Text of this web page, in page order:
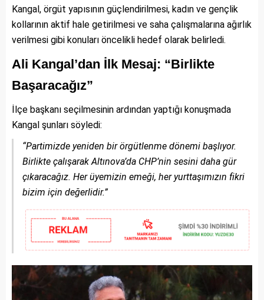
Kangal, örgüt yapısının güçlendirilmesi, kadın ve gençlik
kollarının aktif hale getirilmesi ve saha çalışmalarına ağırlık
verilmesi gibi konuları öncelikli hedef olarak belirledi.
Ali Kangal’dan İlk Mesaj: “Birlikte
Başaracağız”
İlçe başkanı seçilmesinin ardından yaptığı konuşmada
Kangal şunları söyledi:
“Partimizde yeniden bir örgütlenme dönemi başlıyor.
Birlikte çalışarak Altınova’da CHP’nin sesini daha gür
çıkaracağız. Her üyemizin emeği, her yurttaşımızın fikri
bizim için değerlidir.”